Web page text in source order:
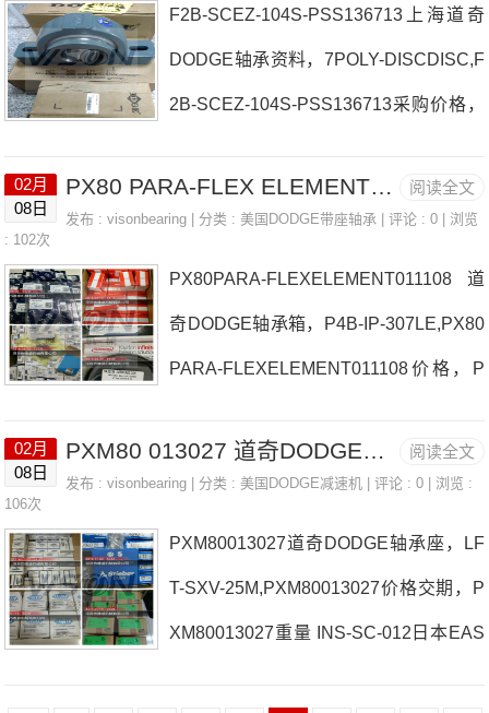
-GTH-50M-EP2B-SCEZ-100-SHCR日本
EASE轴承INS-IP-315R070906参数INS-
IP-315R070906价格,INS-IP-315R07090
06，PCFTR25 6018Z，7918CTRV
F2B-SCEZ-104S-PSS136713上海道奇
DODGE轴承资料，7POLY-DISCDISC,F
2B-SCEZ-104S-PSS136713采购价格，
515-ISN-065MFR日本EASE轴承F2B-S
P2B-DL-115日本EASE轴承F2B-SCEZ-
104S-PSS136713价格P2B-DLM-50MIN
S-IP-307R日本EASE轴承F2B-SCEZ-10
SS136713价格,F2B-SCEZ-104S-PSS1
阅读全文
02月
08日
PX80 PARA-FLEX ELEMENT 011108 道奇DODGE轴承箱， INS-SCEZ-40M-SS
发布 :visonbearing | 分类 :美国DODGE带座轴承 | 评论 : 0 | 浏览
: 102次
PX80PARA-FLEXELEMENT011108道
奇DODGE轴承箱，P4B-IP-307LE,PX80
PARA-FLEXELEMENT011108价格，P
寸 P4B-S2-315LE日本EASE轴承PX80P
P-315RWSTU-IP-125MR日本EASE轴承
PX80PARA-FLEXELEMENT011108价
格P2B-DLMAH-115F4B-GT-25M日本EA
阅读全文
02月
08日
PXM80 013027 道奇DODGE轴承座， P2B-SC-012
发布 :visonbearing | 分类 :美国DODGE减速机 | 评论 : 0 | 浏览 :
106次
PXM80013027道奇DODGE轴承座，LF
T-SXV-25M,PXM80013027价格交期，P
XM80013027重量 INS-SC-012日本EAS